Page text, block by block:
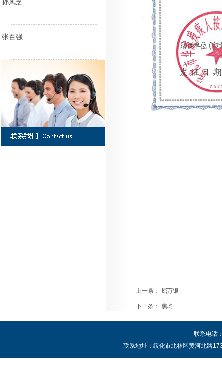
孙凤芝
张百强
上一条： 屈万银
下一条： 焦均
联系电话
联系地址：绥化市北林区黄河北路